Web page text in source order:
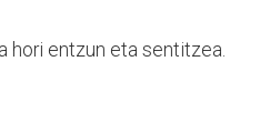
hori entzun eta sentitzea.